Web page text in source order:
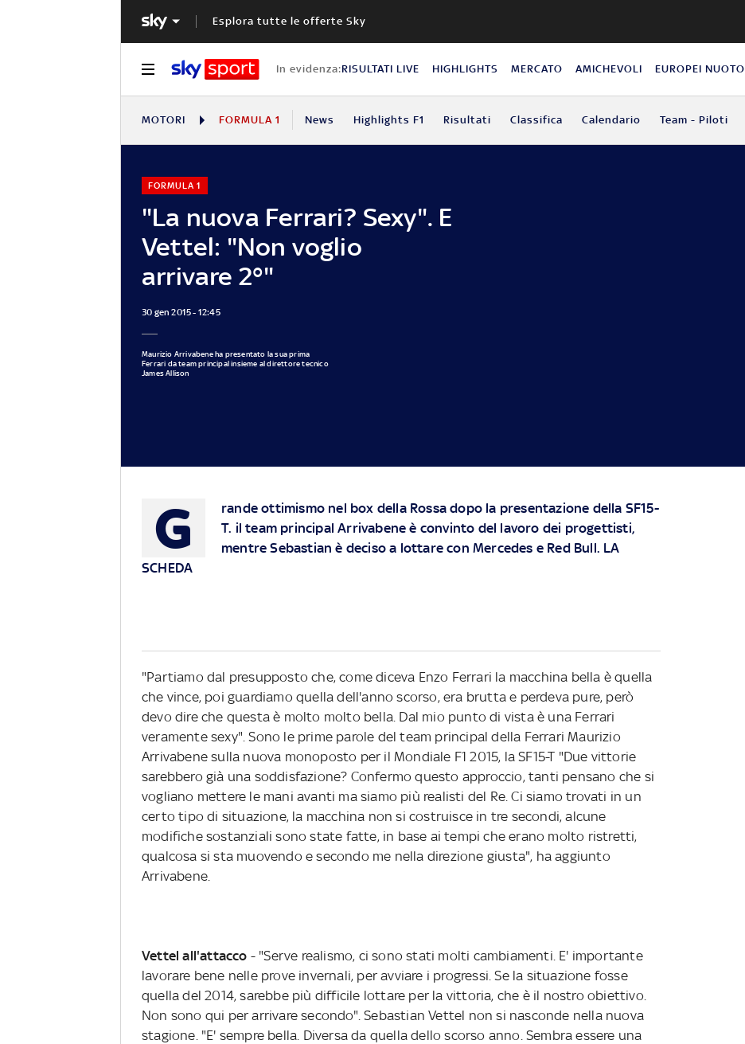
Esplora tutte le offerte Sky
In evidenza:RISULTATI LIVE HIGHLIGHTS MERCATO AMICHEVOLI EUROPEI NUOTO
MOTORI FORMULA 1 News Highlights F1 Risultati Classifica Calendario Team - Piloti
"La nuova Ferrari? Sexy". E
Vettel: "Non voglio
arrivare 2°"
FORMULA 1
30 gen 2015 - 12:45
Maurizio Arrivabene ha presentato la sua prima
Ferrari da team principal insieme al direttore tecnico
James Allison
G
rande ottimismo nel box della Rossa dopo la presentazione della SF15-
T. il team principal Arrivabene è convinto del lavoro dei progettisti,
mentre Sebastian è deciso a lottare con Mercedes e Red Bull. LA
SCHEDA
"Partiamo dal presupposto che, come diceva Enzo Ferrari la macchina bella è quella
che vince, poi guardiamo quella dell'anno scorso, era brutta e perdeva pure, però
devo dire che questa è molto molto bella. Dal mio punto di vista è una Ferrari
veramente sexy". Sono le prime parole del team principal della Ferrari Maurizio
Arrivabene sulla nuova monoposto per il Mondiale F1 2015, la SF15-T "Due vittorie
sarebbero già una soddisfazione? Confermo questo approccio, tanti pensano che si
vogliano mettere le mani avanti ma siamo più realisti del Re. Ci siamo trovati in un
certo tipo di situazione, la macchina non si costruisce in tre secondi, alcune
modifiche sostanziali sono state fatte, in base ai tempi che erano molto ristretti,
qualcosa si sta muovendo e secondo me nella direzione giusta", ha aggiunto
Arrivabene.
Vettel all'attacco - "Serve realismo, ci sono stati molti cambiamenti. E' importante
lavorare bene nelle prove invernali, per avviare i progressi. Se la situazione fosse
quella del 2014, sarebbe più difficile lottare per la vittoria, che è il nostro obiettivo.
Non sono qui per arrivare secondo". Sebastian Vettel non si nasconde nella nuova
stagione. "E' sempre bella. Diversa da quella dello scorso anno. Sembra essere una